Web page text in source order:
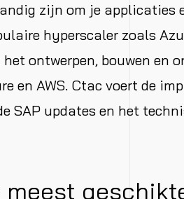
zijn om je applicaties
hyperscaler zoals
ontwerpen, bouwen en
en AWS. Ctac voert de
SAP updates en het
meest